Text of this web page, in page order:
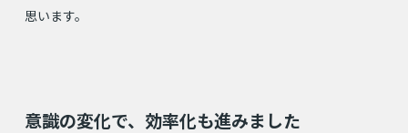
思います。
意識の変化で、効率化も進みました